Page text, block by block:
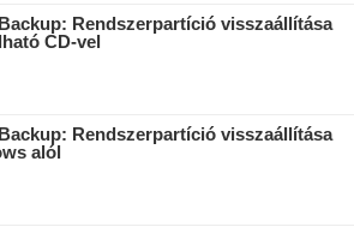
Rendszerpartíció visszaállítása
CD-vel
Rendszerpartíció visszaállítása
alól